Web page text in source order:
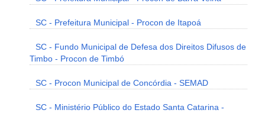
SC - Prefeitura Municipal - Procon de Itapoá
SC - Fundo Municipal de Defesa dos Direitos Difusos de
Timbo - Procon de Timbó
SC - Procon Municipal de Concórdia - SEMAD
SC - Ministério Público do Estado Santa Catarina -